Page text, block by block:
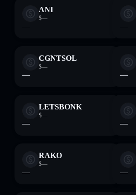
ANI
$—
— —
CGNTSOL
$—
— —
LETSBONK
$—
— —
RAKO
$—
— —